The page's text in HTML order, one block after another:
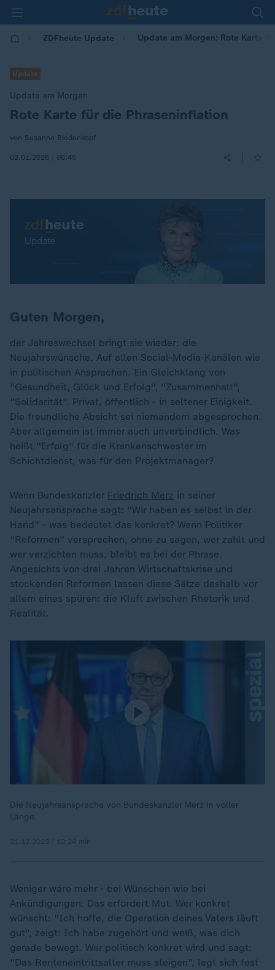
ZDFheute Update Update am Morgen: Rote Karte
Update
Update am Morgen
:Rote Karte für die Phraseninflation
von Susanne Biedenkopf
02.01.2026 | 06:45
Guten Morgen,
der Jahreswechsel bringt sie wieder: die
Neujahrswünsche. Auf allen Social-Media-Kanälen wie
in politischen Ansprachen. Ein Gleichklang von
"Gesundheit, Glück und Erfolg", "Zusammenhalt",
"Solidarität". Privat, öffentlich - in seltener Einigkeit.
Die freundliche Absicht sei niemandem abgesprochen.
Aber allgemein ist immer auch unverbindlich. Was
heißt "Erfolg" für die Krankenschwester im
Schichtdienst, was für den Projektmanager?
Wenn Bundeskanzler Friedrich Merz in seiner
Neujahrsansprache sagt: "Wir haben es selbst in der
Hand" - was bedeutet das konkret? Wenn Politiker
"Reformen" versprechen, ohne zu sagen, wer zahlt und
wer verzichten muss, bleibt es bei der Phrase.
Angesichts von drei Jahren Wirtschaftskrise und
stockenden Reformen lassen diese Sätze deshalb vor
allem eines spüren: die Kluft zwischen Rhetorik und
Realität.
Die Neujahrsansprache von Bundeskanzler Merz in voller
Länge.
Weniger wäre mehr - bei Wünschen wie bei
Ankündigungen. Das erfordert Mut. Wer konkret
wünscht: "Ich hoffe, die Operation deines Vaters läuft
gut", zeigt: Ich habe zugehört und weiß, was dich
gerade bewegt. Wer politisch konkret wird und sagt:
"Das Renteneintrittsalter muss steigen", legt sich fest